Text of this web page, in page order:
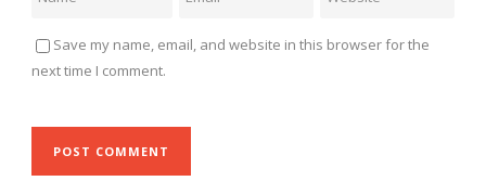
Save my name, email, and website in this browser for the
next time I comment.